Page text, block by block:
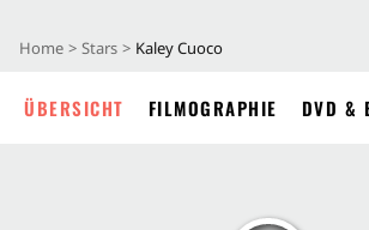
Home Stars Kaley Cuoco
ÜBERSICHT FILMOGRAPHIE DVD &